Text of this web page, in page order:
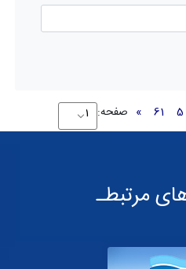
5
61
» صفحه:
مرتبطـ